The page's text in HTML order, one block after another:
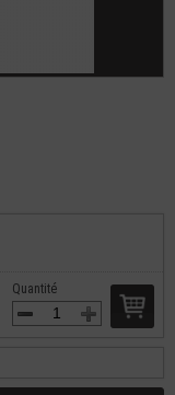
Quantité